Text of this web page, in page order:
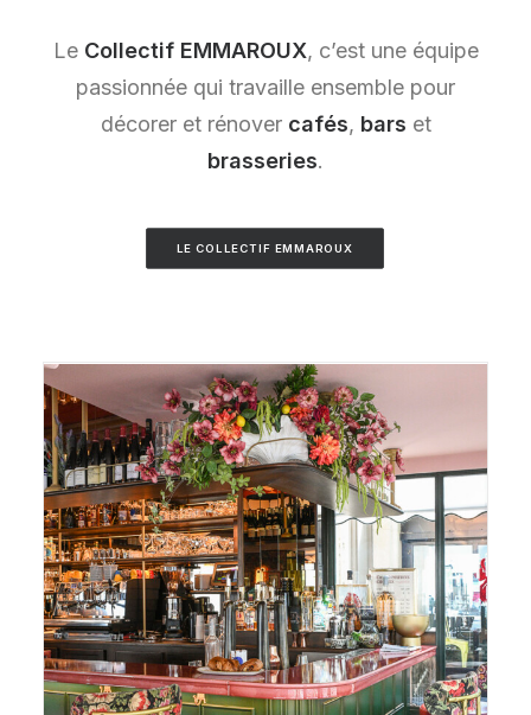
Le Collectif EMMAROUX, c’est une équipe
passionnée qui travaille ensemble pour
décorer et rénover cafés, bars et
brasseries.
LE COLLECTIF EMMAROUX